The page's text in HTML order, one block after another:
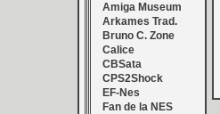
Amiga Museum
Arkames Trad.
Bruno C. Zone
Calice
CBSata
CPS2Shock
EF-Nes
Fan de la NES